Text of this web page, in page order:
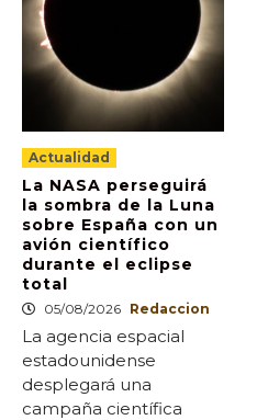
Actualidad
La NASA perseguirá
la sombra de la Luna
sobre España con un
avión científico
durante el eclipse
total
05/08/2026 Redaccion
La agencia espacial
estadounidense
desplegará una
campaña científica